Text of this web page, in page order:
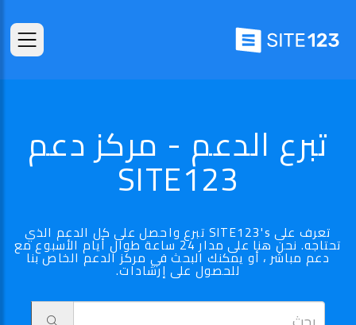
تبرع الدعم - مركز دعم
SITE123
تعرف على SITE123's تبرع واحصل على كل الدعم الذي
تحتاجه. نحن هنا على مدار 24 ساعة طوال أيام الأسبوع مع
دعم مباشر ، أو يمكنك البحث في مركز الدعم الخاص بنا
للحصول على إرشادات.